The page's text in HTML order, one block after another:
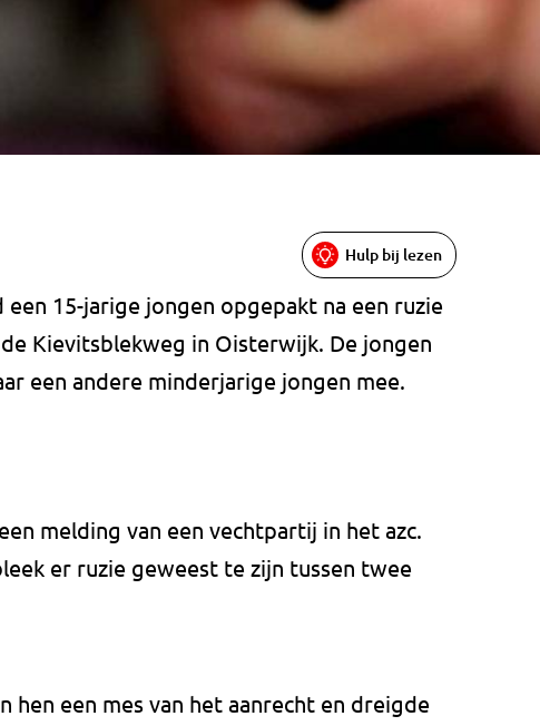
Hulp bij lezen
15-jarige jongen opgepakt na een ruzie
Kievitsblekweg in Oisterwijk. De jongen
een andere minderjarige jongen mee.
melding van een vechtpartij in het azc.
er ruzie geweest te zijn tussen twee
hen een mes van het aanrecht en dreigde